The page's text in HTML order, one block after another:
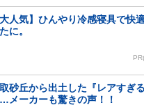
大人気】ひんやり冷感寝具で快
に。
砂丘から出土した『レアすぎる
メーカーも驚きの声！！